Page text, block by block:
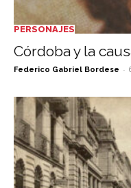
PERSONAJES
Córdoba y la
Federico Gabriel Bordese -